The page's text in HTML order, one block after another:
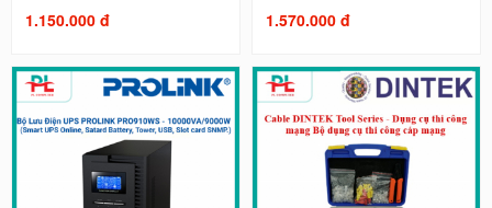
1.150.000 đ 1.570.000 đ